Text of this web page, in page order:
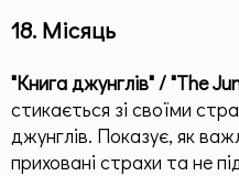
18. Місяць
"Книга джунглів" / "The
стикається зі своїми
джунглів. Показує, як
приховані страхи та не